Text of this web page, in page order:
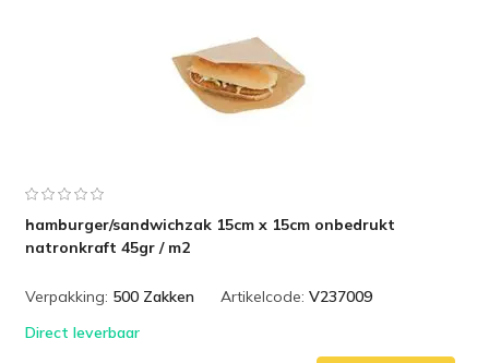
hamburger/sandwichzak 15cm x 15cm onbedrukt
natronkraft 45gr / m2
Verpakking: 500 Zakken Artikelcode: V237009
Direct leverbaar